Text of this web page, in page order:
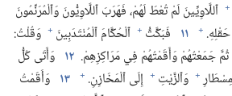
+ ٱللَّاوِيِّينَ لَمْ تُعْطَ لَهُمْ،‏ فَهَرَبَ ٱللَّاوِيُّونَ وَٱلْمُرَنِّمُونَ
+ ١١ فَبَكَّتُّ + ٱلْحُكَّامَ ٱلْمُنْتَدَبِينَ + وَقُلْتُ:‏
ثُمَّ جَمَعْتُهُمْ وَأَقَمْتُهُمْ فِي مَرَاكِزِهِمْ.‏ ١٢ وَأَتَى كُلُّ
+ وَٱلزَّيْتِ + إِلَى ٱلْمَخَازِنِ.‏ + ١٣ وَأَقَمْتُ